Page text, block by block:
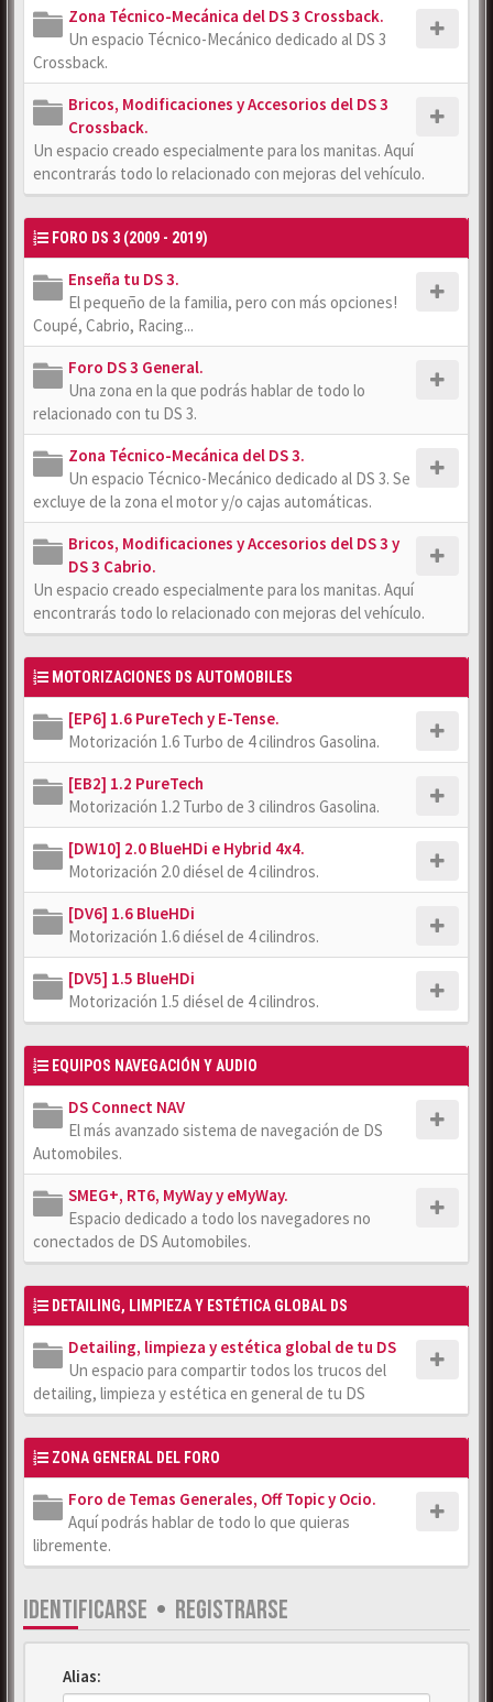
Zona Técnico-Mecánica del DS 3 Crossback.
Un espacio Técnico-Mecánico dedicado al DS 3
Crossback.
Bricos, Modificaciones y Accesorios del DS 3
Crossback.
Un espacio creado especialmente para los manitas. Aquí
encontrarás todo lo relacionado con mejoras del vehículo.
FORO DS 3 (2009 - 2019)
Enseña tu DS 3.
El pequeño de la familia, pero con más opciones!
Coupé, Cabrio, Racing...
Foro DS 3 General.
Una zona en la que podrás hablar de todo lo
relacionado con tu DS 3.
Zona Técnico-Mecánica del DS 3.
Un espacio Técnico-Mecánico dedicado al DS 3. Se
excluye de la zona el motor y/o cajas automáticas.
Bricos, Modificaciones y Accesorios del DS 3 y
DS 3 Cabrio.
Un espacio creado especialmente para los manitas. Aquí
encontrarás todo lo relacionado con mejoras del vehículo.
MOTORIZACIONES DS AUTOMOBILES
[EP6] 1.6 PureTech y E-Tense.
Motorización 1.6 Turbo de 4 cilindros Gasolina.
[EB2] 1.2 PureTech
Motorización 1.2 Turbo de 3 cilindros Gasolina.
[DW10] 2.0 BlueHDi e Hybrid 4x4.
Motorización 2.0 diésel de 4 cilindros.
[DV6] 1.6 BlueHDi
Motorización 1.6 diésel de 4 cilindros.
[DV5] 1.5 BlueHDi
Motorización 1.5 diésel de 4 cilindros.
EQUIPOS NAVEGACIÓN Y AUDIO
DS Connect NAV
El más avanzado sistema de navegación de DS
Automobiles.
SMEG+, RT6, MyWay y eMyWay.
Espacio dedicado a todo los navegadores no
conectados de DS Automobiles.
DETAILING, LIMPIEZA Y ESTÉTICA GLOBAL DS
Detailing, limpieza y estética global de tu DS
Un espacio para compartir todos los trucos del
detailing, limpieza y estética en general de tu DS
ZONA GENERAL DEL FORO
Foro de Temas Generales, Off Topic y Ocio.
Aquí podrás hablar de todo lo que quieras
libremente.
IDENTIFICARSE • REGISTRARSE
Alias: